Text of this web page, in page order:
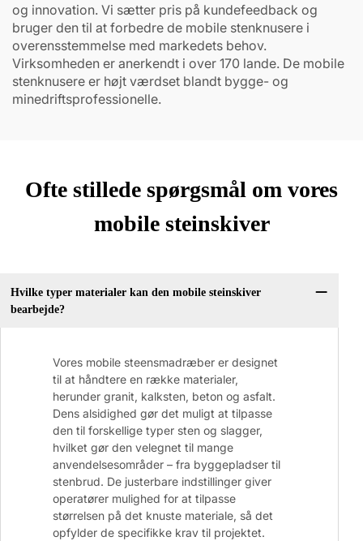
og innovation. Vi sætter pris på kundefeedback og
bruger den til at forbedre de mobile stenknusere i
overensstemmelse med markedets behov.
Virksomheden er anerkendt i over 170 lande. De mobile
stenknusere er højt værdset blandt bygge- og
minedriftsprofessionelle.
Ofte stillede spørgsmål om vores
mobile steinskiver
Hvilke typer materialer kan den mobile steinskiver
bearbejde?
Vores mobile steensmadræber er designet
til at håndtere en række materialer,
herunder granit, kalksten, beton og asfalt.
Dens alsidighed gør det muligt at tilpasse
den til forskellige typer sten og slagger,
hvilket gør den velegnet til mange
anvendelsesområder – fra byggepladser til
stenbrud. De justerbare indstillinger giver
operatører mulighed for at tilpasse
størrelsen på det knuste materiale, så det
opfylder de specifikke krav til projektet.